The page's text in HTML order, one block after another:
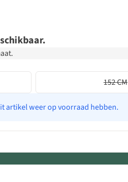
152 CM
artikel weer op voorraad hebben.